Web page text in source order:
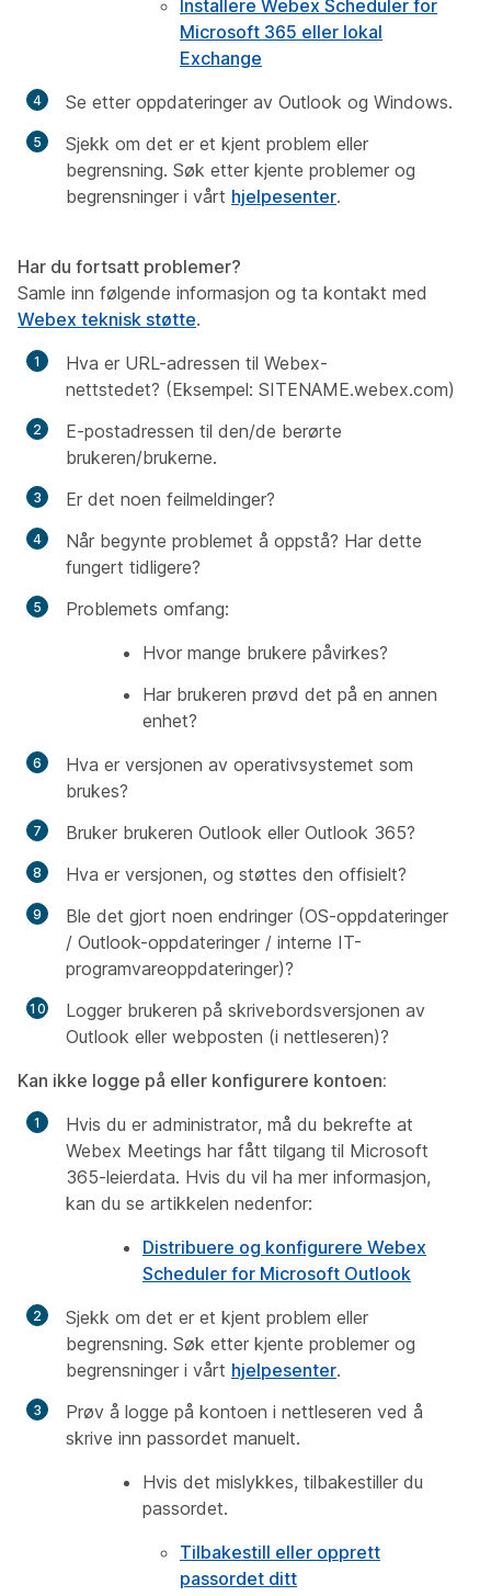
Installere Webex Scheduler for
Microsoft 365 eller lokal
Exchange
Se etter oppdateringer av Outlook og Windows.
Sjekk om det er et kjent problem eller
begrensning. Søk etter kjente problemer og
begrensninger i vårt hjelpesenter.
Har du fortsatt problemer?
Samle inn følgende informasjon og ta kontakt med
Webex teknisk støtte.
Hva er URL-adressen til Webex-
nettstedet? (Eksempel: SITENAME.webex.com)
E-postadressen til den/de berørte
brukeren/brukerne.
Er det noen feilmeldinger?
Når begynte problemet å oppstå? Har dette
fungert tidligere?
Problemets omfang:
Hvor mange brukere påvirkes?
Har brukeren prøvd det på en annen
enhet?
Hva er versjonen av operativsystemet som
brukes?
Bruker brukeren Outlook eller Outlook 365?
Hva er versjonen, og støttes den offisielt?
Ble det gjort noen endringer (OS-oppdateringer
/ Outlook-oppdateringer / interne IT-
programvareoppdateringer)?
Logger brukeren på skrivebordsversjonen av
Outlook eller webposten (i nettleseren)?
Kan ikke logge på eller konfigurere kontoen:
Hvis du er administrator, må du bekrefte at
Webex Meetings har fått tilgang til Microsoft
365-leierdata. Hvis du vil ha mer informasjon,
kan du se artikkelen nedenfor:
Distribuere og konfigurere Webex
Scheduler for Microsoft Outlook
Sjekk om det er et kjent problem eller
begrensning. Søk etter kjente problemer og
begrensninger i vårt hjelpesenter.
Prøv å logge på kontoen i nettleseren ved å
skrive inn passordet manuelt.
Hvis det mislykkes, tilbakestiller du
passordet.
Tilbakestill eller opprett
passordet ditt